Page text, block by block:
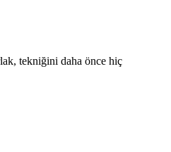
tekniğini daha önce hiç